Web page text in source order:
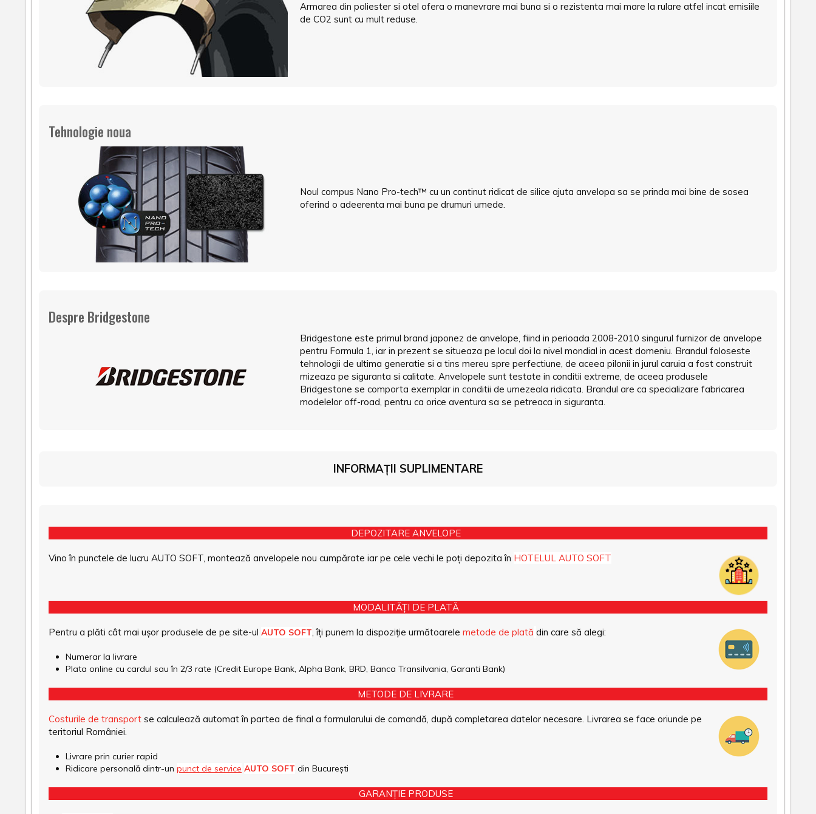
Armarea din poliester si otel ofera o manevrare mai buna si o rezistenta mai mare la rulare atfel incat emisiile
de CO2 sunt cu mult reduse.
Tehnologie noua
Noul compus Nano Pro-tech™ cu un continut ridicat de silice ajuta anvelopa sa se prinda mai bine de sosea
oferind o adeerenta mai buna pe drumuri umede.
Despre Bridgestone
Bridgestone este primul brand japonez de anvelope, fiind in perioada 2008-2010 singurul furnizor de anvelope
pentru Formula 1, iar in prezent se situeaza pe locul doi la nivel mondial in acest domeniu. Brandul foloseste
tehnologii de ultima generatie si a tins mereu spre perfectiune, de aceea pilonii in jurul caruia a fost construit
mizeaza pe siguranta si calitate. Anvelopele sunt testate in conditii extreme, de aceea produsele
Bridgestone se comporta exemplar in conditii de umezeala ridicata. Brandul are ca specializare fabricarea
modelelor off-road, pentru ca orice aventura sa se petreaca in siguranta.
INFORMAȚII SUPLIMENTARE
DEPOZITARE ANVELOPE
Vino în punctele de lucru AUTO SOFT, montează anvelopele nou cumpărate iar pe cele vechi le poți depozita în HOTELUL AUTO SOFT
MODALITĂȚI DE PLATĂ
Pentru a plăti cât mai ușor produsele de pe site-ul AUTO SOFT , îți punem la dispoziție următoarele metode de plată din care să alegi:
Numerar la livrare
Plata online cu cardul sau în 2/3 rate (Credit Europe Bank, Alpha Bank, BRD, Banca Transilvania, Garanti Bank)
METODE DE LIVRARE
Costurile de transport se calculează automat în partea de final a formularului de comandă, după completarea datelor necesare. Livrarea se face oriunde pe
teritoriul României.
Livrare prin curier rapid
Ridicare personală dintr-un punct de service AUTO SOFT din București
GARANȚIE PRODUSE